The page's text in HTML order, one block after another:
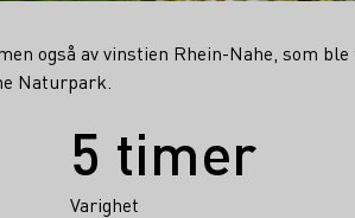
også av vinstien Rhein-Nahe, som
Naturpark.
5 timer
Varighet